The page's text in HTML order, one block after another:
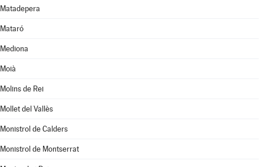
Matadepera
Mataró
Mediona
Moià
Molins de Rei
Mollet del Vallès
Monistrol de Calders
Monistrol de Montserrat